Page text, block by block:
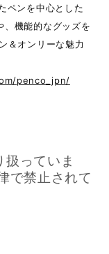
ペンを中心とした
、機能的なグッズを
＆オンリーな魅力
penco_jpn/
扱っていま
で禁止されて